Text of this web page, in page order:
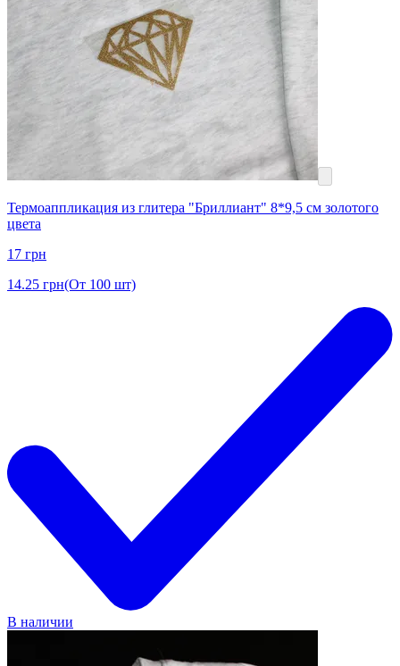
Термоаппликация из глитера "Бриллиант" 8*9,5 см золотого
цвета
17 грн
14.25 грн(От 100 шт)
В наличии